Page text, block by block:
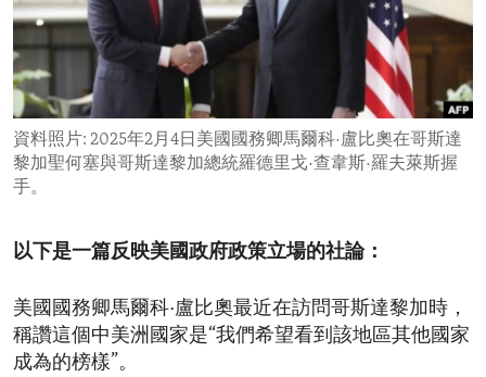
ECONOMY AND TRADE
ENVIRONMENT AND HEALTH
IDEALS AND INSTITUTIONS
資料照片: 2025年2月4日美國國務卿馬爾科·盧比奧在哥斯達
黎加聖何塞與哥斯達黎加總統羅德里戈·查韋斯·羅夫萊斯握
手。
以下是一篇反映美國政府政策立場的社論：
美國國務卿馬爾科·盧比奧最近在訪問哥斯達黎加時，
稱讚這個中美洲國家是“我們希望看到該地區其他國家
成為的榜樣”。